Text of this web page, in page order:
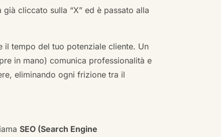
cliccato sulla “X” ed è passato alla
tempo del tuo potenziale cliente. Un
in mano) comunica professionalità e
eliminando ogni frizione tra il
SEO (Search Engine